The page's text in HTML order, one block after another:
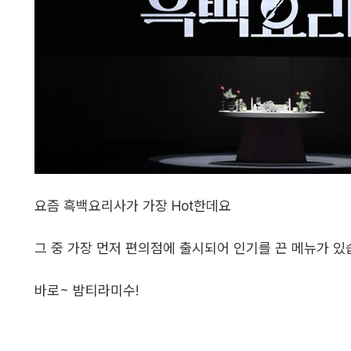
요즘 흑백요리사가 가장 Hot한데요
그 중 가장 먼저 편의점에 출시되어 인기를 끈 메뉴가 있
바로~ 밤티라미수!